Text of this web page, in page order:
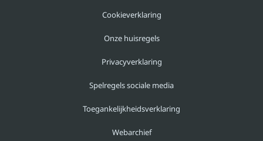
Cookieverklaring
Onze huisregels
Privacyverklaring
Spelregels sociale media
Toegankelijkheidsverklaring
Webarchief